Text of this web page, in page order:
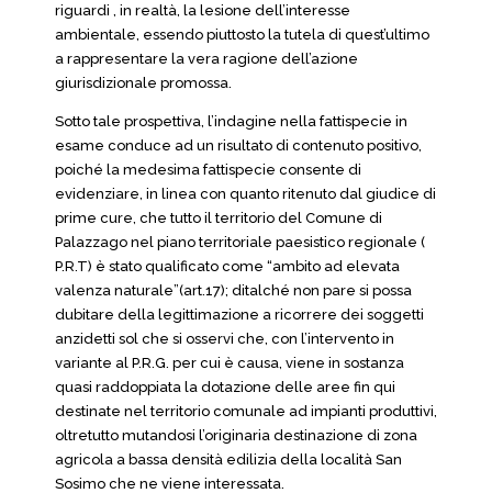
riguardi , in realtà, la lesione dell’interesse
ambientale, essendo piuttosto la tutela di quest’ultimo
a rappresentare la vera ragione dell’azione
giurisdizionale promossa.
Sotto tale prospettiva, l’indagine nella fattispecie in
esame conduce ad un risultato di contenuto positivo,
poiché la medesima fattispecie consente di
evidenziare, in linea con quanto ritenuto dal giudice di
prime cure, che tutto il territorio del Comune di
Palazzago nel piano territoriale paesistico regionale (
P.R.T) è stato qualificato come “ambito ad elevata
valenza naturale”(art.17); ditalché non pare si possa
dubitare della legittimazione a ricorrere dei soggetti
anzidetti sol che si osservi che, con l’intervento in
variante al P.R.G. per cui è causa, viene in sostanza
quasi raddoppiata la dotazione delle aree fin qui
destinate nel territorio comunale ad impianti produttivi,
oltretutto mutandosi l’originaria destinazione di zona
agricola a bassa densità edilizia della località San
Sosimo che ne viene interessata.